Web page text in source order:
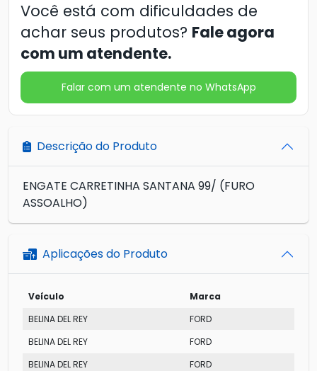
Você está com dificuldades de
achar seus produtos? Fale agora
com um atendente.
Falar com um atendente no WhatsApp
Descrição do Produto
ENGATE CARRETINHA SANTANA 99/ (FURO
ASSOALHO)
Aplicações do Produto
Veículo
Marca
BELINA DEL REY
FORD
BELINA DEL REY
FORD
BELINA DEL REY
FORD